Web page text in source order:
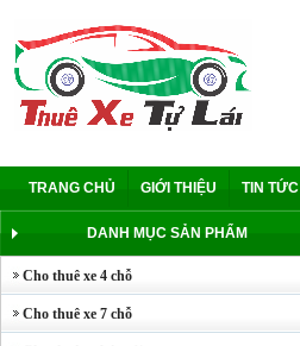
TRANG CHỦ GIỚI THIỆU TIN TỨC
DANH MỤC SẢN PHẨM
Cho thuê xe 4 chỗ
Cho thuê xe 7 chỗ